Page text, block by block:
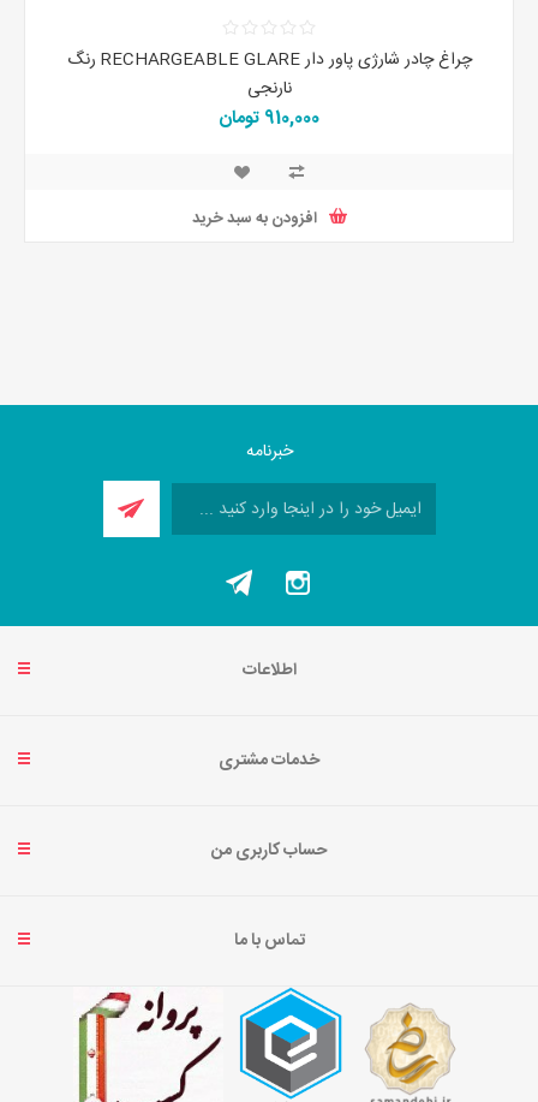
چراغ چادر شارژی پاور دار RECHARGEABLE GLARE رنگ
نارنجی
910,000 تومان
افزودن به سبد خرید
خبرنامه
اطلاعات
خدمات مشتری
حساب کاربری من
تماس با ما